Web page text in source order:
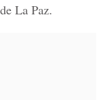
La Paz.